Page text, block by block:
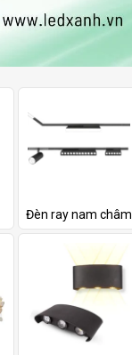
Đèn ray nam châm